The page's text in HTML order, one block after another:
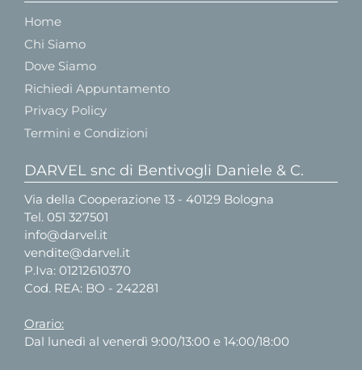
Home
Chi Siamo
Dove Siamo
Richiedi Appuntamento
Privacy Policy
Termini e Condizioni
DARVEL snc di Bentivogli Daniele & C.
Via della Cooperazione 13 - 40129 Bologna
Tel. 051 327501
info@darvel.it
vendite@darvel.it
P.Iva: 01212610370
Cod. REA: BO - 242281
Orario:
Dal lunedì al venerdì 9:00/13:00 e 14:00/18:00